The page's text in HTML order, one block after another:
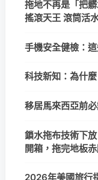
拖地不再是「把
搖滾天王 滾筒活
手機安全健檢：
科技新知：為什
移居馬來西亞前
鎖水拖布技術下
開箱，拖完地板
2026年美國旅行